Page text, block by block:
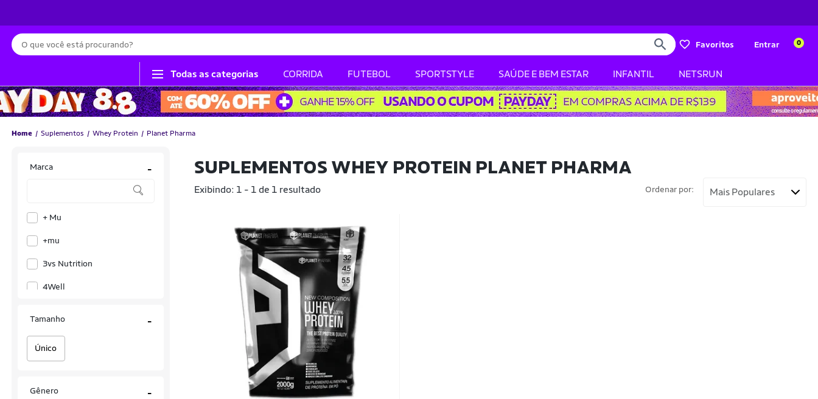
Busca
Favoritos Entrar 0
Todas as categorias CORRIDA FUTEBOL SPORTSTYLE SAÚDE E BEM ESTAR INFANTIL NETSRUN
Home Suplementos Whey Protein Planet Pharma
Marca -
+ Mu
+mu
3vs Nutrition
4Well
Tamanho -
Único
Gênero -
SUPLEMENTOS WHEY PROTEIN PLANET PHARMA
Exibindo: 1 - 1 de 1 resultado Ordenar por: